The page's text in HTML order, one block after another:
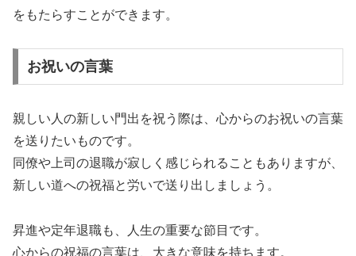
をもたらすことができます。
お祝いの言葉
親しい人の新しい門出を祝う際は、心からのお祝いの言葉
を送りたいものです。
同僚や上司の退職が寂しく感じられることもありますが、
新しい道への祝福と労いで送り出しましょう。
昇進や定年退職も、人生の重要な節目です。
心からの祝福の言葉は、大きな意味を持ちます。